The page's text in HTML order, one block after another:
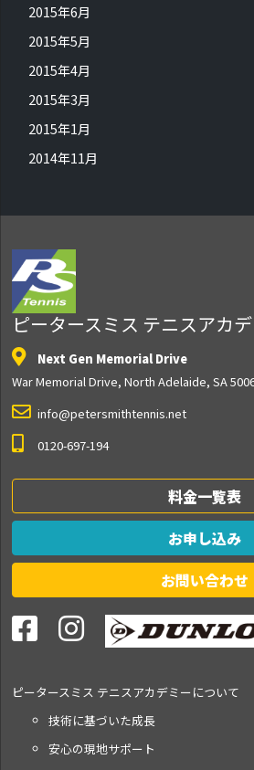
2015年6月
2015年5月
2015年4月
2015年3月
2015年1月
2014年11月
ピータースミス テニスアカ
Next Gen Memorial Drive
War Memorial Drive, North Adelaide, SA
info@petersmithtennis.net
0120-697-194
料金一覧表
お申し込み
お問い合わせ
ピータースミス テニスアカデミーについて
技術に基づいた成長
安心の現地サポート